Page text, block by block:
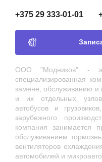
+375 29 333-01-01
ООО "Модников" -
специализированная
замене, обслуживанию и
и их отдельных
автобусов и
зарубежного
компания занимается
обслуживанием
вентиляторов
автомобилей и